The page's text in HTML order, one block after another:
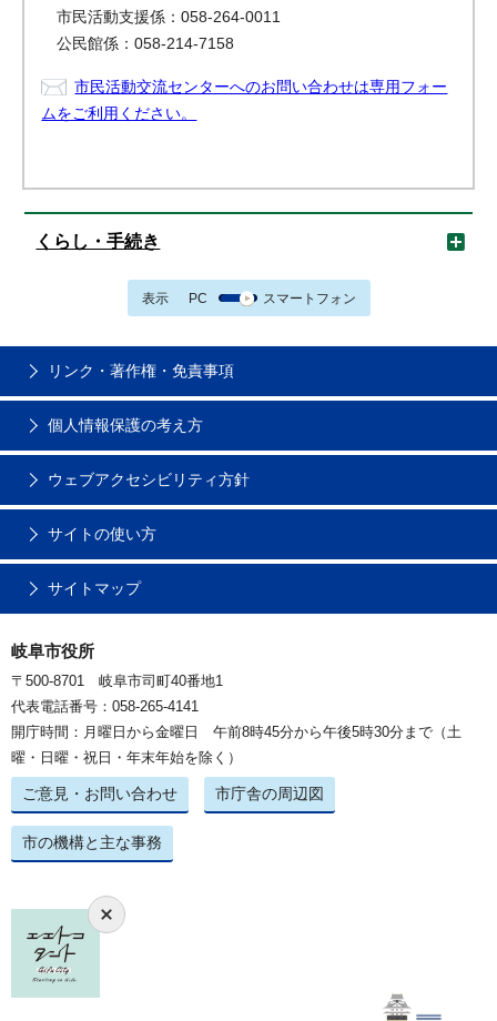
市民活動支援係：058-264-0011
公民館係：058-214-7158
市民活動交流センターへのお問い合わせは専用フォー
ムをご利用ください。
くらし・手続き
表示 PC スマートフォン
リンク・著作権・免責事項
個人情報保護の考え方
ウェブアクセシビリティ方針
サイトの使い方
サイトマップ
岐阜市役所
〒500-8701 岐阜市司町40番地1
代表電話番号：058-265-4141
開庁時間：月曜日から金曜日 午前8時45分から午後5時30分まで（土
曜・日曜・祝日・年末年始を除く）
ご意見・お問い合わせ 市庁舎の周辺図
市の機構と主な事務